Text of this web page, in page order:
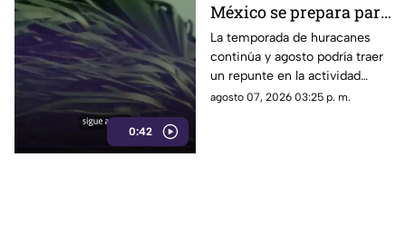
0:42
México se prepara para
otro posible ciclón
tropical; esta sería la
fecha
La temporada de huracanes
continúa y agosto podría traer
un repunte en la actividad
tropical; estos son los
agosto 07, 2026 03:25 p. m.